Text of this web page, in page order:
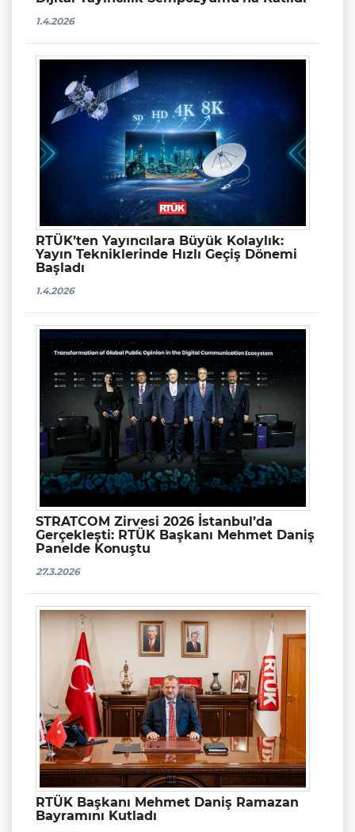
1.4.2026
RTÜK’ten Yayıncılara Büyük Kolaylık:
Yayın Tekniklerinde Hızlı Geçiş Dönemi
Başladı
1.4.2026
STRATCOM Zirvesi 2026 İstanbul’da
Gerçekleşti: RTÜK Başkanı Mehmet Daniş
Panelde Konuştu
27.3.2026
RTÜK Başkanı Mehmet Daniş Ramazan
Bayramını Kutladı